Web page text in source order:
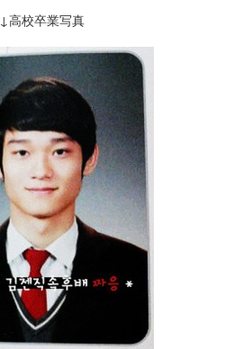
↓高校卒業写真